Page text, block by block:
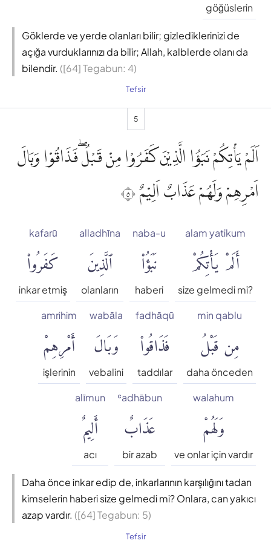
göğüslerin
Göklerde ve yerde olanları bilir; gizlediklerinizi de
açığa vurduklarınızı da bilir; Allah, kalblerde olanı da
bilendir. ([64] Tegabun: 4)
Tefsir
5
اَلَمْ يَأْتِكُمْ نَبَؤُا الَّذِيْنَ كَفَرُوْا مِنْ قَبْلُ ۖفَذَاقُوْا وَبَالَ
اَمْرِهِمْ وَلَهُمْ عَذَابٌ اَلِيْمٌ ٥
alam yatikum
أَلَمْ يَأْتِكُمْ
size gelmedi mi?
naba-u
نَبَؤُا۟
haberi
alladhīna
ٱلَّذِينَ
olanların
kafarū
كَفَرُوا۟
inkar etmiş
min qablu
مِن قَبْلُ
daha önceden
fadhāqū
فَذَاقُوا۟
taddılar
wabāla
وَبَالَ
vebalini
amrihim
أَمْرِهِمْ
işlerinin
walahum
وَلَهُمْ
ve onlar için vardır
ʿadhābun
عَذَابٌ
bir azab
alīmun
أَلِيمٌ
acı
Daha önce inkar edip de, inkarlarının karşılığını tadan
kimselerin haberi size gelmedi mi? Onlara, can yakıcı
azap vardır. ([64] Tegabun: 5)
Tefsir